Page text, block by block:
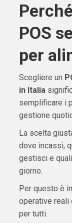
POS
per
Scegliere un
in Italia
semplificare i
gestione
La scelta
dove incassi,
gestisci e
giorno.
Per questo è
operative reali
per tutti.